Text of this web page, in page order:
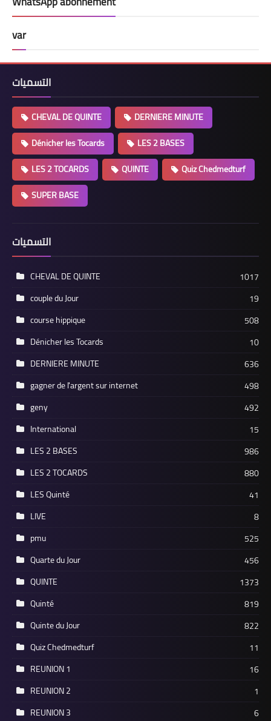
var
التسميات
CHEVAL DE QUINTE
DERNIERE MINUTE
Dénicher les Tocards
LES 2 BASES
LES 2 TOCARDS
QUINTE
Quiz Chedmedturf
SUPER BASE
التسميات
CHEVAL DE QUINTE
1017
couple du Jour
19
course hippique
508
Dénicher les Tocards
10
DERNIERE MINUTE
636
gagner de l'argent sur internet
498
geny
492
International
15
LES 2 BASES
986
LES 2 TOCARDS
880
LES Quinté
41
LIVE
8
pmu
525
Quarte du Jour
456
QUINTE
1373
Quinté
819
Quinte du Jour
822
Quiz Chedmedturf
11
REUNION 1
16
REUNION 2
1
REUNION 3
6